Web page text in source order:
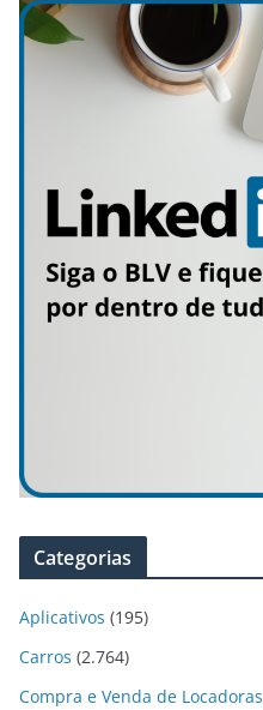
Categorias
Aplicativos (195)
Carros (2.764)
Compra e Venda de Locadoras